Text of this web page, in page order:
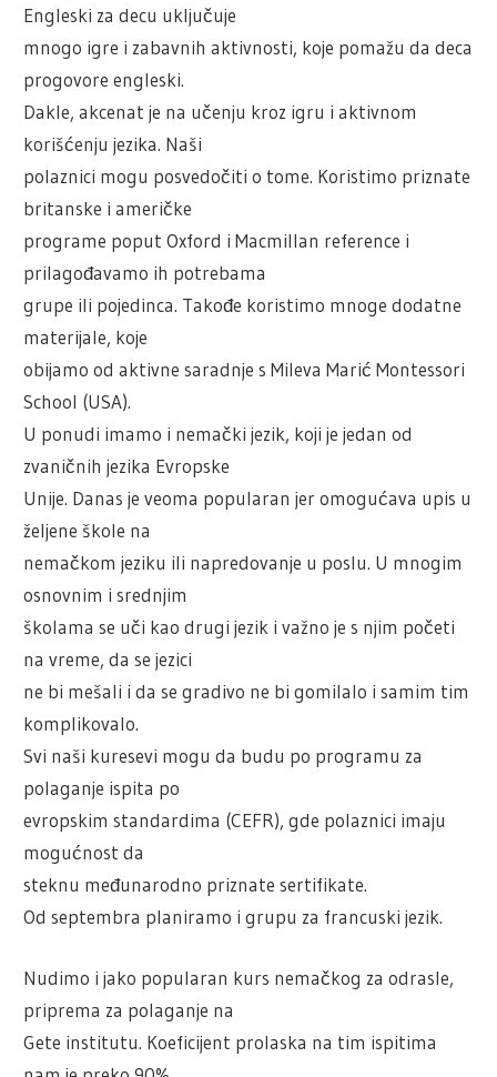
Engleski za decu uključuje
mnogo igre i zabavnih aktivnosti, koje pomažu da deca
progovore engleski.
Dakle, akcenat je na učenju kroz igru i aktivnom
korišćenju jezika. Naši
polaznici mogu posvedočiti o tome. Koristimo priznate
britanske i američke
programe poput Oxford i Macmillan reference i
prilagođavamo ih potrebama
grupe ili pojedinca. Takođe koristimo mnoge dodatne
materijale, koje
obijamo od aktivne saradnje s Mileva Marić Montessori
School (USA).
U ponudi imamo i nemački jezik, koji je jedan od
zvaničnih jezika Evropske
Unije. Danas je veoma popularan jer omogućava upis u
željene škole na
nemačkom jeziku ili napredovanje u poslu. U mnogim
osnovnim i srednjim
školama se uči kao drugi jezik i važno je s njim početi
na vreme, da se jezici
ne bi mešali i da se gradivo ne bi gomilalo i samim tim
komplikovalo.
Svi naši kuresevi mogu da budu po programu za
polaganje ispita po
evropskim standardima (CEFR), gde polaznici imaju
mogućnost da
steknu međunarodno priznate sertifikate.
Od septembra planiramo i grupu za francuski jezik.
Nudimo i jako popularan kurs nemačkog za odrasle,
priprema za polaganje na
Gete institutu. Koeficijent prolaska na tim ispitima